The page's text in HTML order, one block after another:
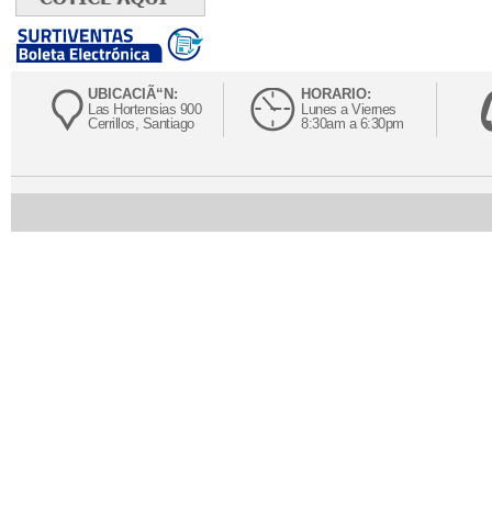
UBICACIÃ“N:
Las Hortensias 900
Cerrillos, Santiago
HORARIO:
Lunes a Viernes
8:30am a 6:30pm